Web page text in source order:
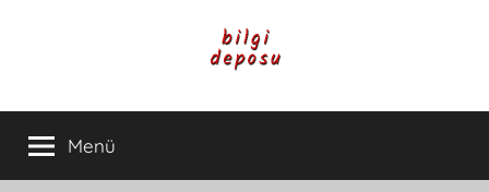
Bilgi
Deposu
Günlük
Yaşam
Menü